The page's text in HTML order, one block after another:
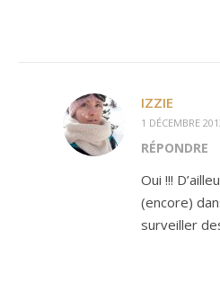
IZZIE
1 DÉCEMBRE
RÉPONDRE
Oui !!!
(encore)
surveiller